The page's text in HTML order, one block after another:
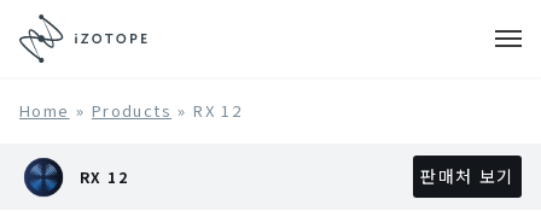
Home » Products »RX 12
RX 12 판매처 보기